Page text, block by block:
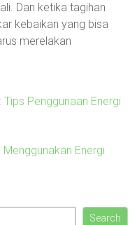
Dan ketika tagihan
kebaikan yang bisa
merelakan
Tips Penggunaan Energi
Energi
Search